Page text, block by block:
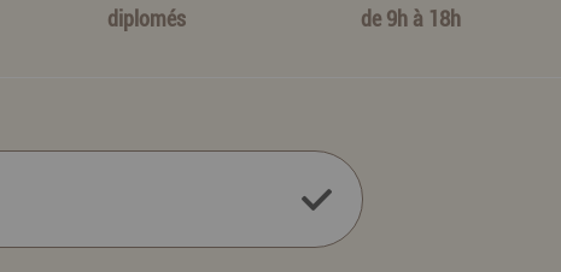
diplomés
de 9h à 18h